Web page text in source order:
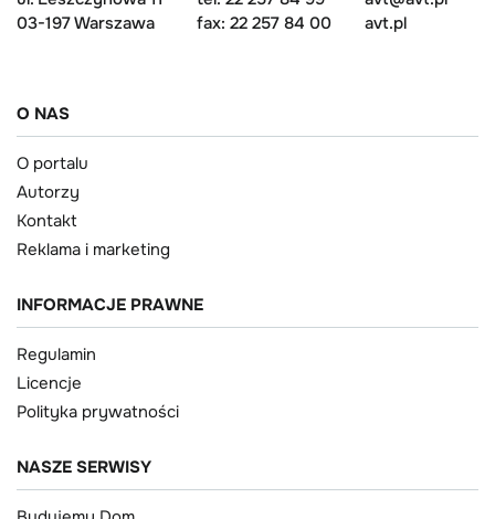
03-197 Warszawa
fax: 22 257 84 00
avt.pl
O NAS
O portalu
Autorzy
Kontakt
Reklama i marketing
INFORMACJE PRAWNE
Regulamin
Licencje
Polityka prywatności
NASZE SERWISY